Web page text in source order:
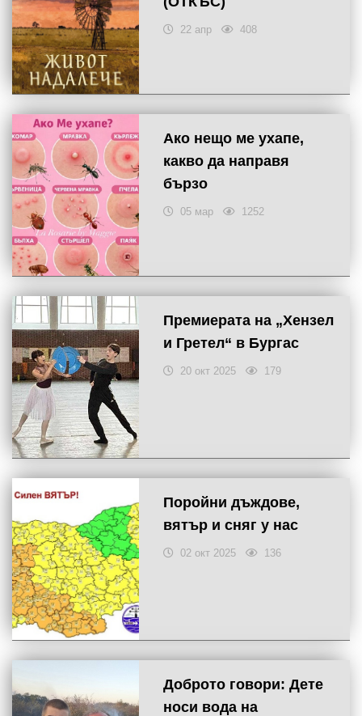
22 апр 408
Ако нещо ме ухапе,
какво да направя
бързо
05 мар 1252
Премиерата на „Хензел
и Гретел“ в Бургас
20 окт 2025 179
Поройни дъждове,
вятър и сняг у нас
02 окт 2025 136
Доброто говори: Дете
носи вода на